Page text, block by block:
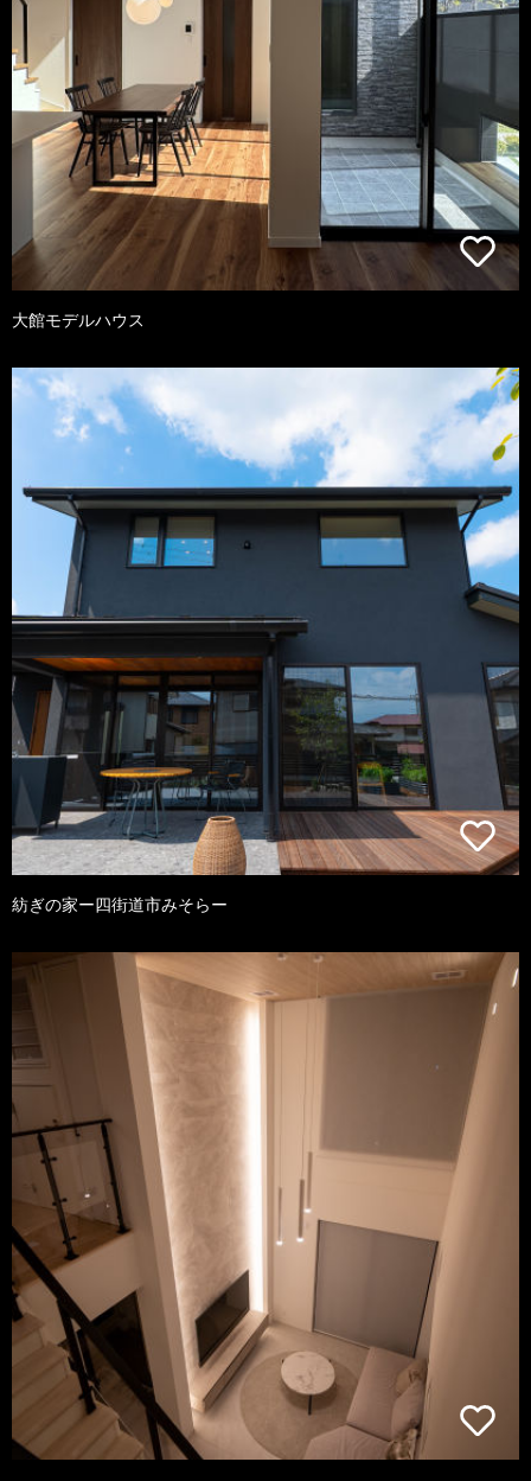
大館モデルハウス
紡ぎの家ー四街道市みそらー